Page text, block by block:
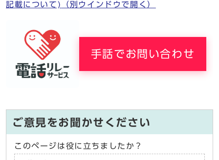
記載について)
（別ウインドウで開く）
手話でお問い合わせ
ご意見をお聞かせください
このページは役に立ちましたか？